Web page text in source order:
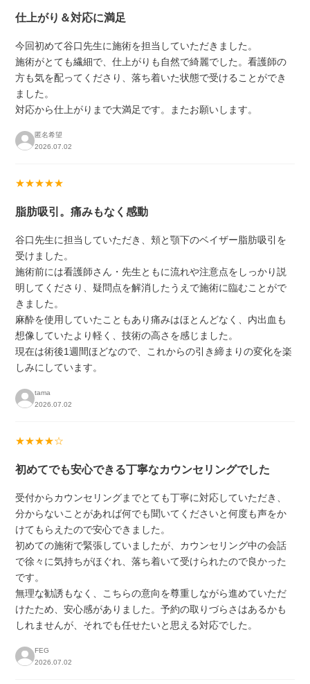
仕上がり＆対応に満足
今回初めて谷口先生に施術を担当していただきました。
施術がとても繊細で、仕上がりも自然で綺麗でした。看護師の
方も気を配ってくださり、落ち着いた状態で受けることができ
ました。
対応から仕上がりまで大満足です。またお願いします。
匿名希望
2026.07.02
★★★★★
脂肪吸引。痛みもなく感動
谷口先生に担当していただき、頬と顎下のベイザー脂肪吸引を
受けました。
施術前には看護師さん・先生ともに流れや注意点をしっかり説
明してくださり、疑問点を解消したうえで施術に臨むことがで
きました。
麻酔を使用していたこともあり痛みはほとんどなく、内出血も
想像していたより軽く、技術の高さを感じました。
現在は術後1週間ほどなので、これからの引き締まりの変化を楽
しみにしています。
tama
2026.07.02
★★★★☆
初めてでも安心できる丁寧なカウンセリングでした
受付からカウンセリングまでとても丁寧に対応していただき、
分からないことがあれば何でも聞いてくださいと何度も声をか
けてもらえたので安心できました。
初めての施術で緊張していましたが、カウンセリング中の会話
で徐々に気持ちがほぐれ、落ち着いて受けられたので良かった
です。
無理な勧誘もなく、こちらの意向を尊重しながら進めていただ
けたため、安心感がありました。予約の取りづらさはあるかも
しれませんが、それでも任せたいと思える対応でした。
FEG
2026.07.02